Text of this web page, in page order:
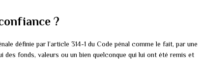
?
définie par l’article 314-1 du Code pénal comme le fait, par une
des fonds, valeurs ou un bien quelconque qui lui ont été remis et